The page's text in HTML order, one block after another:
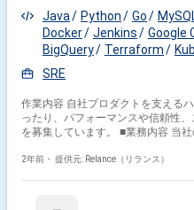
Java
Python Go
Docker
Jenkins Google
BigQuery
Terraform
SRE
作業内容 自社プロダクトを支える
ったり、パフォーマンスや信頼性
を募集しています。 ■業務内容 当社のSREでは、インフラからアプリケー
かし、以下のようなことに取り組ん
2年前・ 提供元: Relance（リランス）